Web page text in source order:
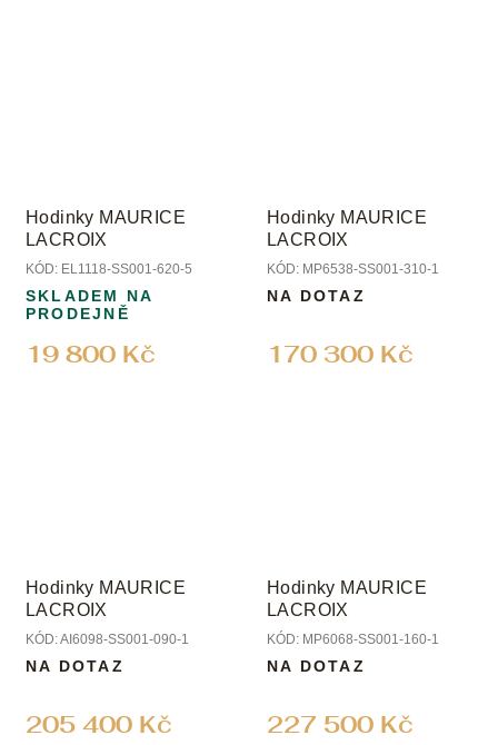
Hodinky MAURICE
LACROIX
KÓD: EL1118-SS001-620-5
19 800 Kč
SKLADEM NA
PRODEJNĚ
Hodinky MAURICE
LACROIX
KÓD: MP6538-SS001-310-1
170 300 Kč
NA DOTAZ
Hodinky MAURICE
LACROIX
KÓD:AI6098-SS001-090-1
205 400 Kč
NA DOTAZ
Hodinky MAURICE
LACROIX
KÓD: MP6068-SS001-160-1
227 500 Kč
NA DOTAZ